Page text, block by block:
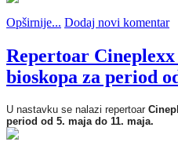
Opširnije... Dodaj novi komentar
Repertoar
bioskopa za period
U nastavku se nalazi repertoar
period od 5. maja do 11. maja.